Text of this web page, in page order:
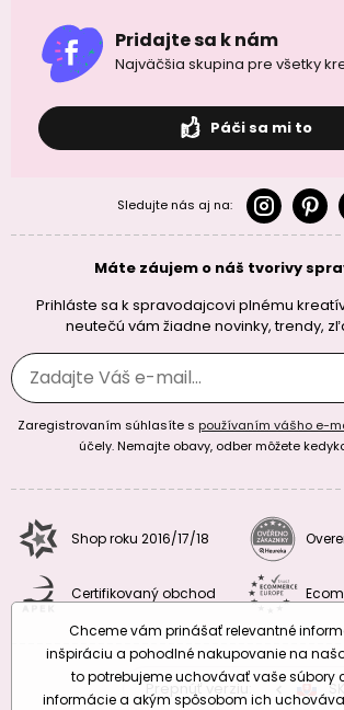
Pridajte sa k nám
Najväčšia skupina pre všetky
Páči sa mi to
Sledujte nás aj na:
Máte záujem o náš tvorivy
Prihláste sa k spravodajcovi plnému
neutečú vám žiadne novinky, trendy,
Zaregistrovaním súhlasíte s používaním vášho e-
účely. Nemajte obavy, odber môžete
Shop roku 2016/17/18
Certifikovaný obchod
Prepnúť verziu: CZSK
Chceme vám prinášať relevantné
inšpiráciu a pohodlné nakupovanie na
to potrebujeme uchovávať vaše súbory
informácie a akým spôsobom ich